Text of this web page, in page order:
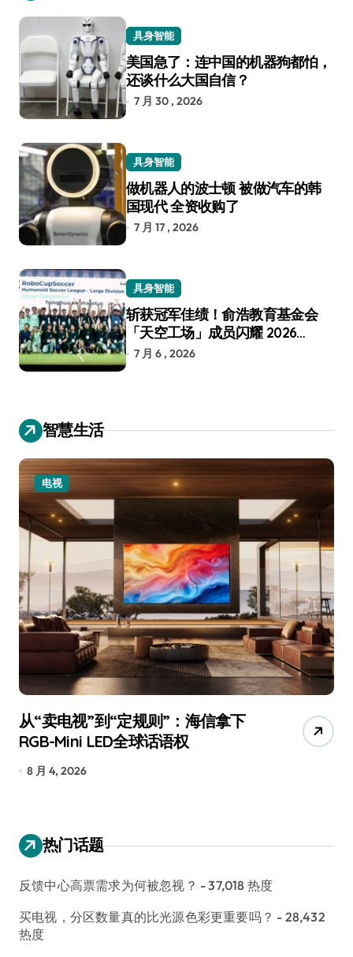
具身智能
美国急了：连中国的机器狗都怕，
还谈什么大国自信？
7 月 30 , 2026
具身智能
做机器人的波士顿 被做汽车的韩
国现代 全资收购了
7 月 17 , 2026
具身智能
斩获冠军佳绩！俞浩教育基金会
「天空工场」成员闪耀 2026
RoboCup 机器人世界杯
7 月 6 , 2026
智慧生活
电视
从“卖电视”到“定规则”：海信拿下
RGB-Mini LED全球话语权
8 月 4, 2026
热门话题
反馈中心高票需求为何被忽视？ - 37,018 热度
买电视，分区数量真的比光源色彩更重要吗？ - 28,432
热度